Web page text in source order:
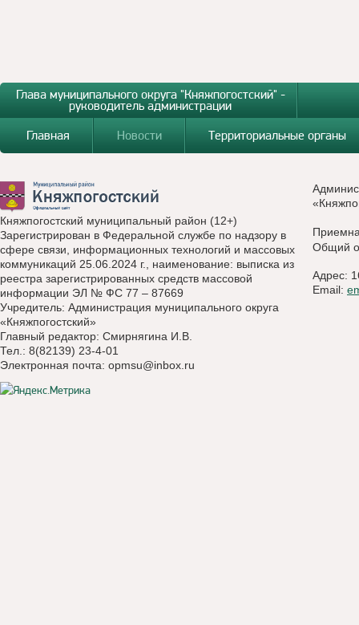
Глава муниципального округа "Княжпогостский" -
руководитель администрации
Главная
Новости Территориальные органы
Княжпогостский муниципальный район (12+)
Зарегистрирован в Федеральной службе по надзору в
сфере связи, информационных технологий и массовых
коммуникаций 25.06.2024 г., наименование: выписка из
реестра зарегистрированных средств массовой
информации ЭЛ № ФС 77 – 87669
Учредитель: Администрация муниципального округа
«Княжпогостский»
Главный редактор: Смирнягина И.В.
Тел.: 8(82139) 23-4-01
Электронная почта: opmsu@inbox.ru
Общий
Адрес:
Email: